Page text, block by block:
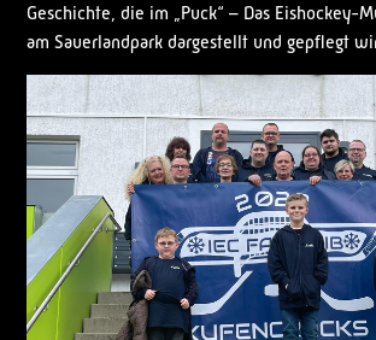
Geschichte, die im „Puck“ – Das Eishockey-
am Sauerlandpark dargestellt und gepflegt